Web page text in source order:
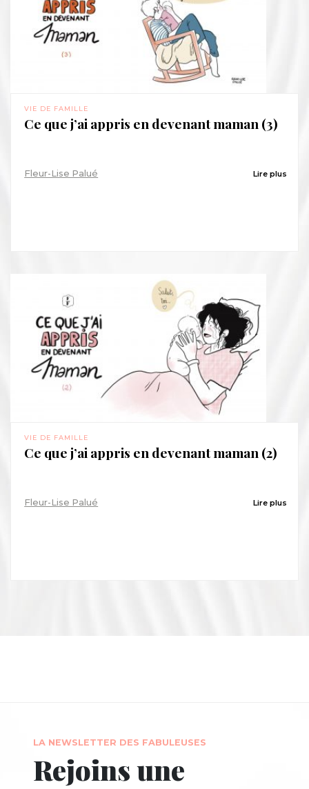
VIE DE FAMILLE
Ce que j’ai appris en devenant maman (3)
Fleur-Lise Palué Lire plus
VIE DE FAMILLE
Ce que j’ai appris en devenant maman (2)
Fleur-Lise Palué Lire plus
LA NEWSLETTER DES FABULEUSES
Rejoins une